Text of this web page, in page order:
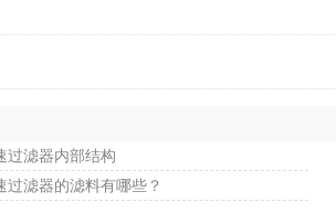
过滤器内部结构
过滤器的滤料有哪些？